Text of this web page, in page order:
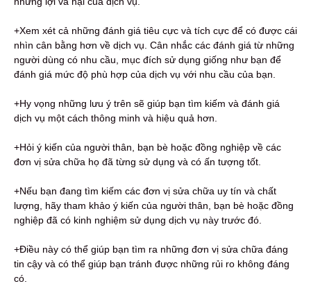
+Xem xét cả những đánh giá tiêu cực và tích cực để có được cái
nhìn cân bằng hơn về dịch vụ. Cân nhắc các đánh giá từ những
người dùng có nhu cầu, mục đích sử dụng giống như bạn để
đánh giá mức độ phù hợp của dịch vụ với nhu cầu của bạn.
+Hy vọng những lưu ý trên sẽ giúp bạn tìm kiếm và đánh giá
dịch vụ một cách thông minh và hiệu quả hơn.
+Hỏi ý kiến ​​của người thân, bạn bè hoặc đồng nghiệp về các
đơn vị sửa chữa họ đã từng sử dụng và có ấn tượng tốt.
+Nếu bạn đang tìm kiếm các đơn vị sửa chữa uy tín và chất
lượng, hãy tham khảo ý kiến ​​của người thân, bạn bè hoặc đồng
nghiệp đã có kinh nghiệm sử dụng dịch vụ này trước đó.
+Điều này có thể giúp bạn tìm ra những đơn vị sửa chữa đáng
tin cậy và có thể giúp bạn tránh được những rủi ro không đáng
có.